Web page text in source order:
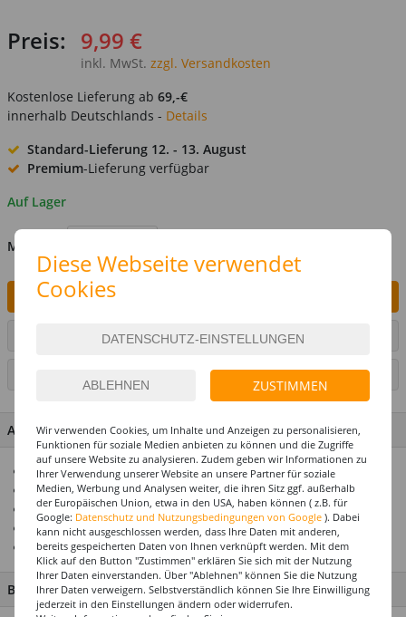
Preis: 9,99 €
inkl. MwSt. zzgl. Versandkosten
Kostenlose Lieferung ab 69,-€
innerhalb Deutschlands - Details
Standard-Lieferung 12. - 13. August
Premium-Lieferung verfügbar
Auf Lager
MENGE
ARTIKEL AUF WUNSCHLISTE SETZEN
SEITE DRUCKEN
ARTIKEL MERKMALE & DETAILS
Hält Helium oder Luft ca. 14 Tage
Riesenauswahl! Über 1000 Ballonmotive
Ideal zusammen mit unseren Ballongewichten
Top Preis-Leistungsverhältnis
Einfach eine tolle Geschenkidee
BESCHREIBUNG
Diese Webseite verwendet
Cookies
ZUSTIMMEN
Wir verwenden Cookies, um Inhalte und Anzeigen zu personalisieren,
Funktionen für soziale Medien anbieten zu können und die Zugriffe
auf unsere Website zu analysieren. Zudem geben wir Informationen zu
Ihrer Verwendung unserer Website an unsere Partner für soziale
Medien, Werbung und Analysen weiter, die ihren Sitz ggf. außerhalb
der Europäischen Union, etwa in den USA, haben können ( z.B. für
Google: Datenschutz und Nutzungsbedingungen von Google ). Dabei
kann nicht ausgeschlossen werden, dass Ihre Daten mit anderen,
bereits gespeicherten Daten von Ihnen verknüpft werden. Mit dem
Klick auf den Button "Zustimmen" erklären Sie sich mit der Nutzung
Ihrer Daten einverstanden. Über "Ablehnen" können Sie die Nutzung
Ihrer Daten verweigern. Selbstverständlich können Sie Ihre Einwilligung
jederzeit in den Einstellungen ändern oder widerrufen.